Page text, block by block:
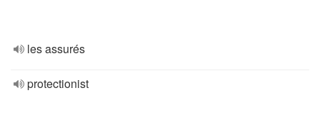
les assurés
protectionist